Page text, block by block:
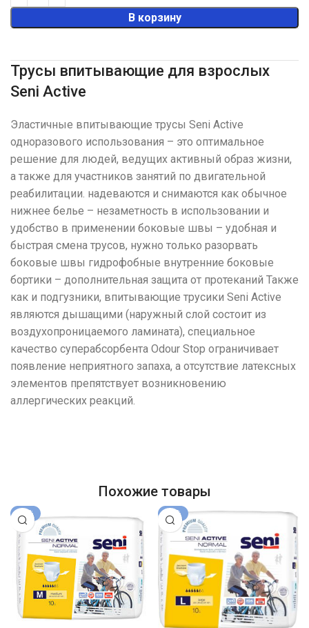
В корзину
Трусы впитывающие для взрослых
Seni Active
Эластичные впитывающие трусы Seni Active
одноразового использования – это оптимальное
решение для людей, ведущих активный образ жизни,
а также для участников занятий по двигательной
реабилитации. надеваются и снимаются как обычное
нижнее белье – незаметность в использовании и
удобство в применении боковые швы – удобная и
быстрая смена трусов, нужно только разорвать
боковые швы гидрофобные внутренние боковые
бортики – дополнительная защита от протеканий Также
как и подгузники, впитывающие трусики Seni Active
являются дышащими (наружный слой состоит из
воздухопроницаемого ламината), специальное
качество суперабсорбента Odour Stop ограничивает
появление неприятного запаха, а отсутствие латексных
элементов препятствует возникновению
аллергических реакций.
Похожие товары
-16% -16%